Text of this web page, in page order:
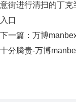
意街进行清扫的丁克
入口
下一篇： 万博
十分腾贵-万博